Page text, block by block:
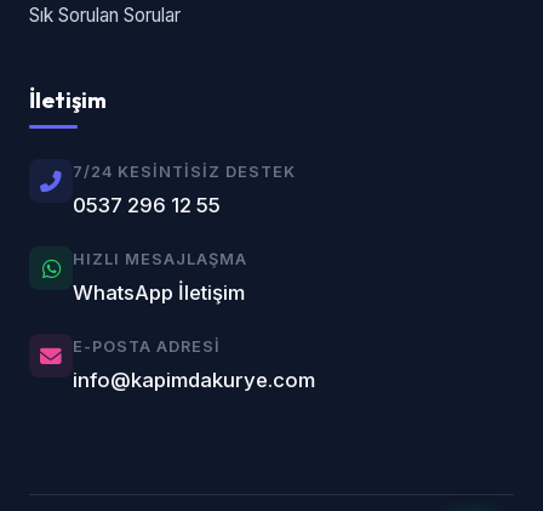
Sık Sorulan Sorular
İletişim
7/24 KESINTISIZ DESTEK
0537 296 12 55
HIZLI MESAJLAŞMA
WhatsApp İletişim
E-POSTA ADRESI
info@kapimdakurye.com